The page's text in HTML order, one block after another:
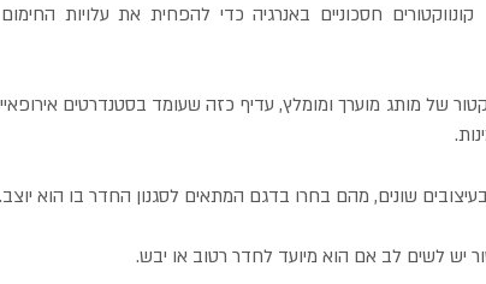
חסכוניים באנרגיה כדי להפחית את עלויות
של מותג מוערך ומומלץ, עדיף כזה שעומד בסטנדרטים
בעיצובים שונים, מהם בחרו בדגם המתאים לסגנון החדר בו הוא יוצב.
יש לשים לב אם הוא מיועד לחדר רטוב או יבש.